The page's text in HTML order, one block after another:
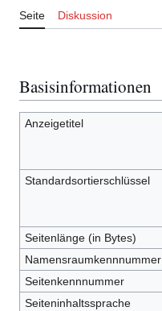
Seite Diskussion
Basisinformationen
Anzeigetitel
Standardsortierschlüssel
Seitenlänge (in Bytes)
Namensraumkennnummer
Seitenkennnummer
Seiteninhaltssprache